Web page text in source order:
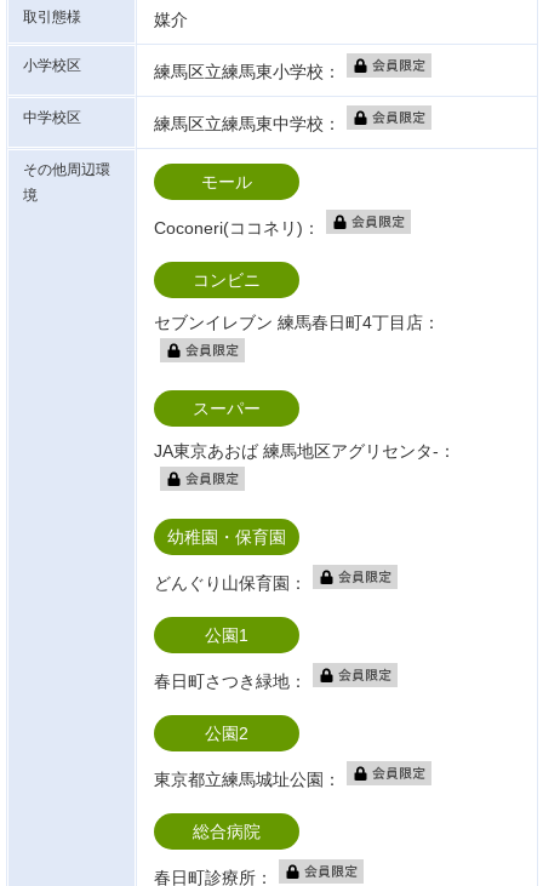
取引態様 媒介
小学校区 練馬区立練馬東小学校：
中学校区 練馬区立練馬東中学校：
その他周辺環
境
モール
Coconeri(ココネリ)：
コンビニ
セブンイレブン 練馬春日町4丁目店：
スーパー
JA東京あおば 練馬地区アグリセンタ-：
幼稚園・保育園
どんぐり山保育園：
公園1
春日町さつき緑地：
公園2
東京都立練馬城址公園：
総合病院
春日町診療所：